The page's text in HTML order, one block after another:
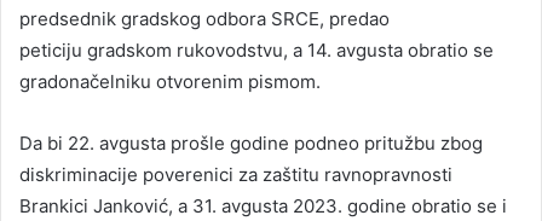
predsednik gradskog odbora SRCE, predao
peticiju gradskom rukovodstvu, a 14. avgusta obratio se
gradonačelniku otvorenim pismom.
Da bi 22. avgusta prošle godine podneo pritužbu zbog
diskriminacije poverenici za zaštitu ravnopravnosti
Brankici Janković, a 31. avgusta 2023. godine obratio se i